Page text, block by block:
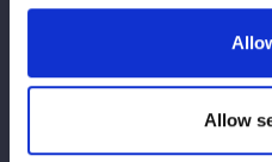
Allow
グッズのご購入において、
ご利用いただけます。お支払は
※『ブシロードカード』にも対
ンク先をご参照ください。